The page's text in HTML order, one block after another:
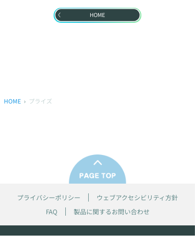
HOME
HOME プライズ
プライバシーポリシー
ウェブアクセシビリティ方針
FAQ
製品に関するお問い合わせ